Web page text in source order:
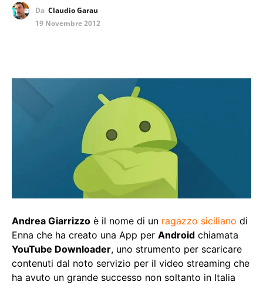
Da Claudio Garau
19 Novembre 2012
Andrea Giarrizzo è il nome di un ragazzo siciliano di
Enna che ha creato una App per Android chiamata
YouTube Downloader, uno strumento per scaricare
contenuti dal noto servizio per il video streaming che
ha avuto un grande successo non soltanto in Italia